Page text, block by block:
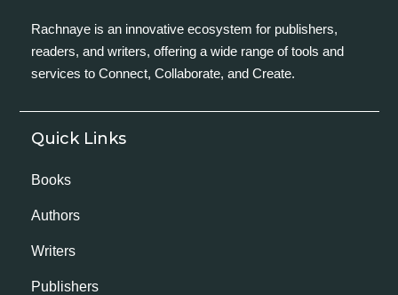
Rachnaye is an innovative ecosystem for publishers,
readers, and writers, offering a wide range of tools and
services to Connect, Collaborate, and Create.
Quick Links
Books
Authors
Writers
Publishers